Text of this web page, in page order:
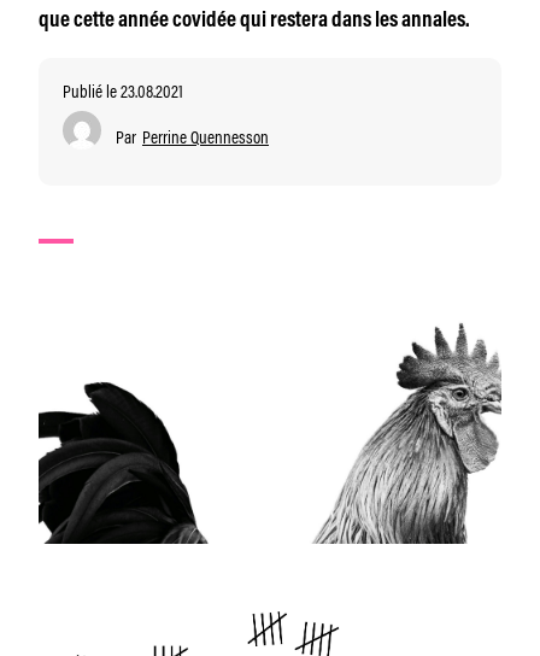
que cette année covidée qui restera dans les annales.
Publié le 23.08.2021
Par Perrine Quennesson